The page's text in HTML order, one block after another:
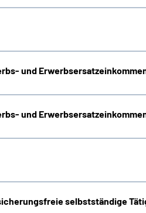
und
und
selbstständige